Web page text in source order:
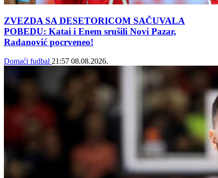
ZVEZDA SA DESETORICOM SAČUVALA
POBEDU: Katai i Enem srušili Novi Pazar,
Radanović pocrveneo!
Domaći fudbal 21:57 08.08.2026.